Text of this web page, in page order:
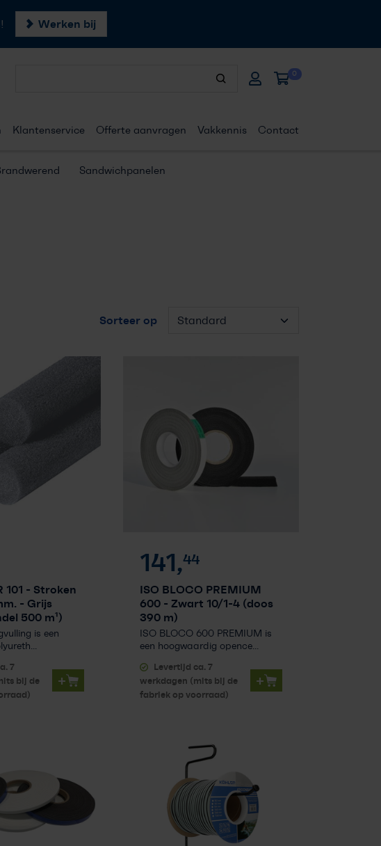
Werken bij
0
Klantenservice Offerte aanvragen Vakkennis Contact
Sandwichpanelen
Sorteer op
101 - Stroken
- Grijs
500 m¹)
is een
7
bij de
+
141,44
ISO BLOCO PREMIUM
600- Zwart 10/1-4 (doos
390 m)
ISO BLOCO 600 PREMIUM is
een hoogwaardig opence...
Levertijd ca. 7
werkdagen (mits bij de
fabriek op voorraad)
+